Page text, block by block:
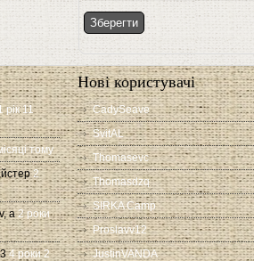
рік 11
тому
2
а 2 роки
4 роки 2
Нові користувачі
CadySeave
SvitAL
Thomasevc
Thomasdzq
SIRKA Camp
Proslavv12
JustinVANDA